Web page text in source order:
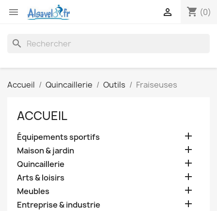
 shopping_cart (0)

search
Accueil Quincaillerie Outils Fraiseuses
ACCUEIL
Équipements sportifs 
Maison & jardin 
Quincaillerie 
Arts & loisirs 
Meubles 
Entreprise & industrie 